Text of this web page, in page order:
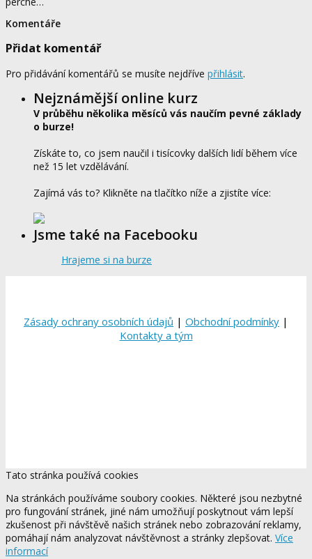
Komentáře
Přidat komentář
Pro přidávání komentářů se musíte nejdříve přihlásit.
Nejznámější online kurz
V průběhu několika měsíců vás naučím pevné základy
o burze!
Získáte to, co jsem naučil i tisícovky dalších lidí během více
než 15 let vzdělávání.
Zajímá vás to? Klikněte na tlačítko níže a zjistíte více:
Jsme také na Facebooku
Hrajeme si na burze
Zásady ochrany osobních údajů | Obchodní podmínky |
Kontakty a tým
Tato stránka používá cookies
Na stránkách používáme soubory cookies. Některé jsou nezbytné
pro fungování stránek, jiné nám umožňují poskytnout vám lepší
zkušenost při návštěvě našich stránek nebo zobrazování reklamy,
pomáhají nám analyzovat návštěvnost a stránky zlepšovat. Více
informací